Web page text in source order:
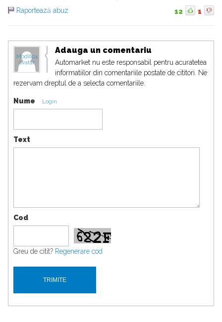
Raportează abuz
12 1
Modifica
avatar
Adauga un comentariu
Automarket nu este responsabil pentru acuratetea
informatiilor din comentariile postate de cititori. Ne
rezervam dreptul de a selecta comentariile.
Nume Login
Text
Cod
Greu de citit? Regenerare cod